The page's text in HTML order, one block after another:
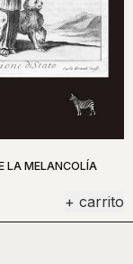
LA MELANCOLÍA
+ carrito